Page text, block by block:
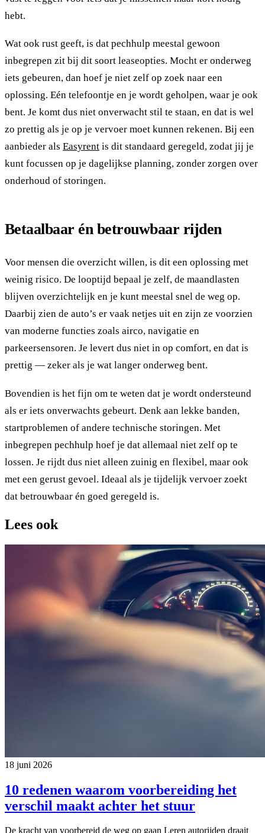
hebt.
Wat ook rust geeft, is dat pechhulp meestal gewoon
inbegrepen zit bij dit soort leaseopties. Mocht er onderweg
iets gebeuren, dan hoef je niet zelf op zoek naar een
oplossing. Eén telefoontje en je wordt geholpen, waar je ook
bent. Je komt dus niet onverwacht stil te staan, en dat is wel
zo prettig als je op je vervoer moet kunnen rekenen. Bij een
aanbieder als Easyrent is dit standaard geregeld, zodat jij je
kunt focussen op je dagelijkse planning, zonder zorgen over
onderhoud of storingen.
Betaalbaar én betrouwbaar rijden
Voor mensen die overzicht willen, is dit een oplossing met
weinig risico. De looptijd bepaal je zelf, de maandlasten
blijven overzichtelijk en je kunt meestal snel de weg op.
Daarbij zien de auto’s er vaak netjes uit en zijn ze voorzien
van moderne functies zoals airco, navigatie en
parkeersensoren. Je levert dus niet in op comfort, en dat is
prettig — zeker als je wat langer onderweg bent.
Bovendien is het fijn om te weten dat je wordt ondersteund
als er iets onverwachts gebeurt. Denk aan lekke banden,
startproblemen of andere technische storingen. Met
inbegrepen pechhulp hoef je dat allemaal niet zelf op te
lossen. Je rijdt dus niet alleen zuinig en flexibel, maar ook
met een gerust gevoel. Ideaal als je tijdelijk vervoer zoekt
dat betrouwbaar én goed geregeld is.
Lees ook
18 juni 2026
10 redenen waarom voorbereiding het
verschil maakt achter het stuur
De kracht van voorbereid de weg op gaan Leren autorijden draait